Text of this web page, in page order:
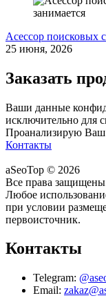
Асессор поисковых
25 июня, 2026
Заказать
Ваши данные
исключительно для
Проанализирую Ваш
Контакты
aSeoTop © 2026
Все права
Любое
при условии
первоисточник.
Контакты
Telegram:
Email: